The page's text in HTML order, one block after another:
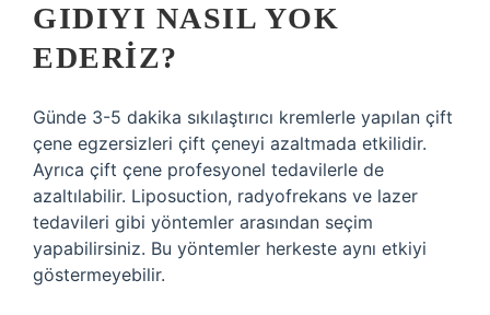
GIDIYI NASIL YOK
EDERIZ?
Günde 3-5 dakika sıkılaştırıcı kremlerle yapılan çift
çene egzersizleri çift çeneyi azaltmada etkilidir.
Ayrıca çift çene profesyonel tedavilerle de
azaltılabilir. Liposuction, radyofrekans ve lazer
tedavileri gibi yöntemler arasından seçim
yapabilirsiniz. Bu yöntemler herkeste aynı etkiyi
göstermeyebilir.